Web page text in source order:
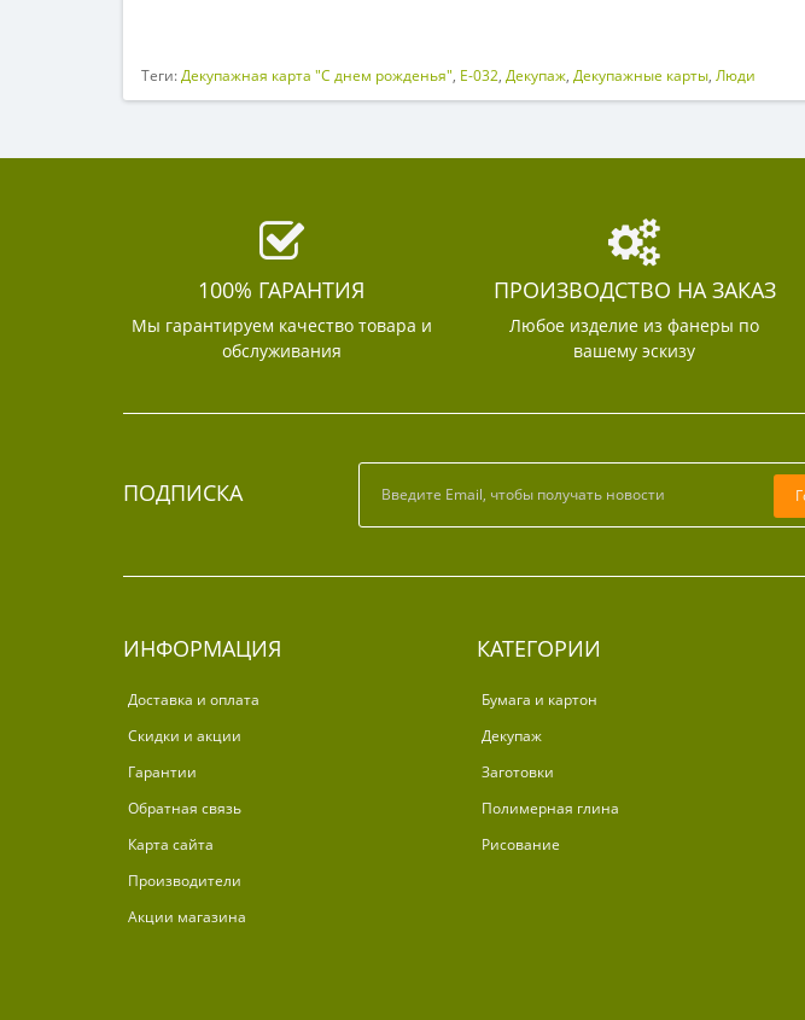
Теги:Декупажная карта "С днем рожденья", E-032, Декупаж, Декупажные карты, Люди
100% ГАРАНТИЯ
Мы гарантируем качество товара и
обслуживания
ПРОИЗВОДСТВО НА ЗАКАЗ
Любое изделие из фанеры по
вашему эскизу
ПОДПИСКА
ИНФОРМАЦИЯ
Доставка и оплата
Скидки и акции
Гарантии
Обратная связь
Карта сайта
Производители
Акции магазина
КАТЕГОРИИ
Бумага и картон
Декупаж
Заготовки
Полимерная глина
Рисование